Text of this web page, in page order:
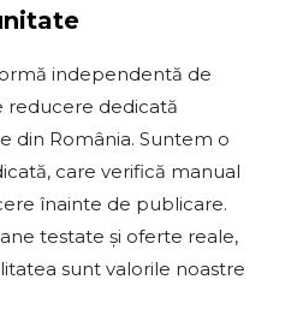
independentă de
reducere dedicată
din România. Suntem o
care verifică manual
înainte de publicare.
testate și oferte reale,
sunt valorile noastre